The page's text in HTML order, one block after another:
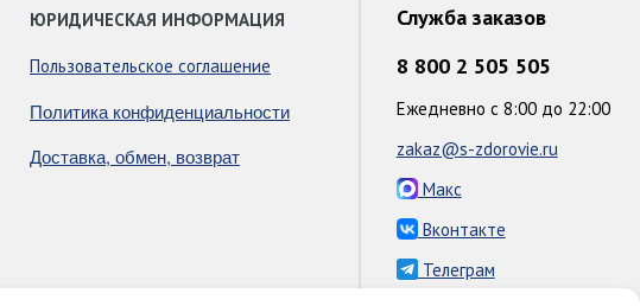
ЮРИДИЧЕСКАЯ ИНФОРМАЦИЯ
Пользовательское соглашение
Политика конфиденциальности
Доставка, обмен, возврат
Служба заказов
8 800 2 505 505
Ежедневно с 8:00 до 22:00
zakaz@s-zdorovie.ru
Макс
Вконтакте
Телеграм